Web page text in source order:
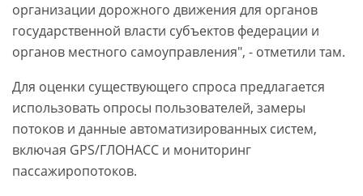
организации дорожного движения для органов
государственной власти субъектов федерации и
органов местного самоуправления", - отметили там.
Для оценки существующего спроса предлагается
использовать опросы пользователей, замеры
потоков и данные автоматизированных систем,
включая GPS/ГЛОНАСС и мониторинг
пассажиропотоков.